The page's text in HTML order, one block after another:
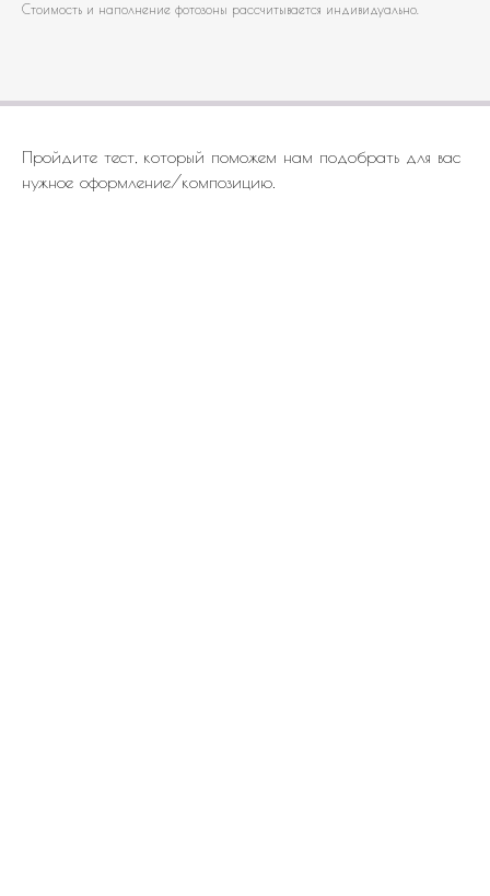
Стоимость и наполнение фотозоны рассчитывается индивидуально.
Пройдите тест, который поможем нам подобрать для вас
нужное оформление/композицию.